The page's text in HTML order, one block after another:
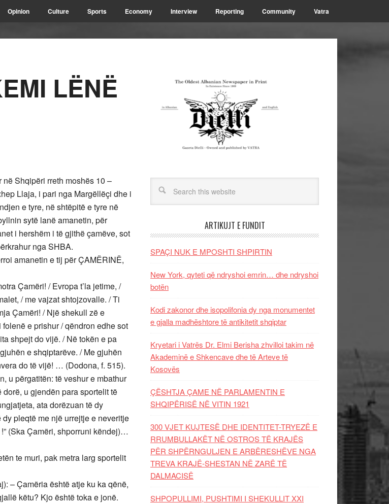
Opinion Culture Sports Economy Interview Reporting Community Vatra
LËNË
Shqipëri rreth moshës 10 –
Llaja, i pari nga Margëllëçi dhe i
e tyre, në shtëpitë e tyre në
sytë lanë amanetin, për
i hershëm i të gjithë çamëve, sot
nga SHBA.
amanetin e tij për ÇAMËRINË,
Çamëri! / Evropa t’la jetime, /
/ me vajzat shtojzovalle. / Ti
Çamëri! / Një shekull zë e
e prishur / qëndron edhe sot
shpejt do vijë. / Në tokën e pa
e shqiptarëve. / Me gjuhën
do të vijë! … (Dodona, f. 515).
u përgatitën: të veshur e mbathur
u gjendën para sportelit të
ata dorëzuan të dy
pleqtë me një urrejtje e neveritje
(Ska Çamëri, shporruni këndej)…
te muri, pak metra larg sportelit
– Çamëria është atje ku ka qënë,
këtu? Kjo është toka e jonë.
ARTIKUJT E FUNDIT
SPAÇI NUK E MPOSHTI SHPIRTIN
New York, qyteti që ndryshoi emrin… dhe ndryshoi
botën
Kodi zakonor dhe isopolifonia dy nga monumentet
e gjalla madhështore të antikitetit shqiptar
Kryetari i Vatrës Dr. Elmi Berisha zhvilloi takim në
Akademinë e Shkencave dhe të Arteve të
Kosovës
ÇËSHTJA ÇAME NË PARLAMENTIN E
SHQIPËRISË NË VITIN 1921
300 VJET KUJTESË DHE IDENTITET-TRYEZË E
RRUMBULLAKËT NË OSTROS TË KRAJËS
PËR SHPËRNGULJEN E ARBËRESHËVE NGA
TREVA KRAJË-SHESTAN NË ZARË TË
DALMACISË
SHPOPULLIMI, PUSHTIMI I SHEKULLIT XXI